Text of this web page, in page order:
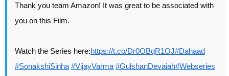
Thank you team Amazon! It was great to be associated with
you on this Film.
Watch the Series here:https://t.co/Dr0OBqR1OJ#Dahaad
#SonakshiSinha #VijayVarma #GulshanDevaiah#Webseries